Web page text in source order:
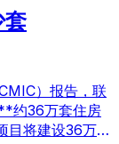
套
）报告，联
约36万套住房
将建设36万套